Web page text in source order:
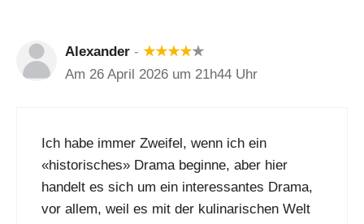
Alexander - ★★★★★
Am 26 April 2026 um 21h44 Uhr
Ich habe immer Zweifel, wenn ich ein
«historisches» Drama beginne, aber hier
handelt es sich um ein interessantes Drama,
vor allem, weil es mit der kulinarischen Welt